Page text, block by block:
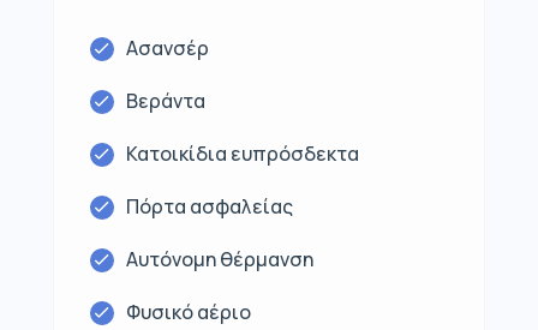
Ασανσέρ
Βεράντα
Κατοικίδια ευπρόσδεκτα
Πόρτα ασφαλείας
Αυτόνομη θέρμανση
Φυσικό αέριο